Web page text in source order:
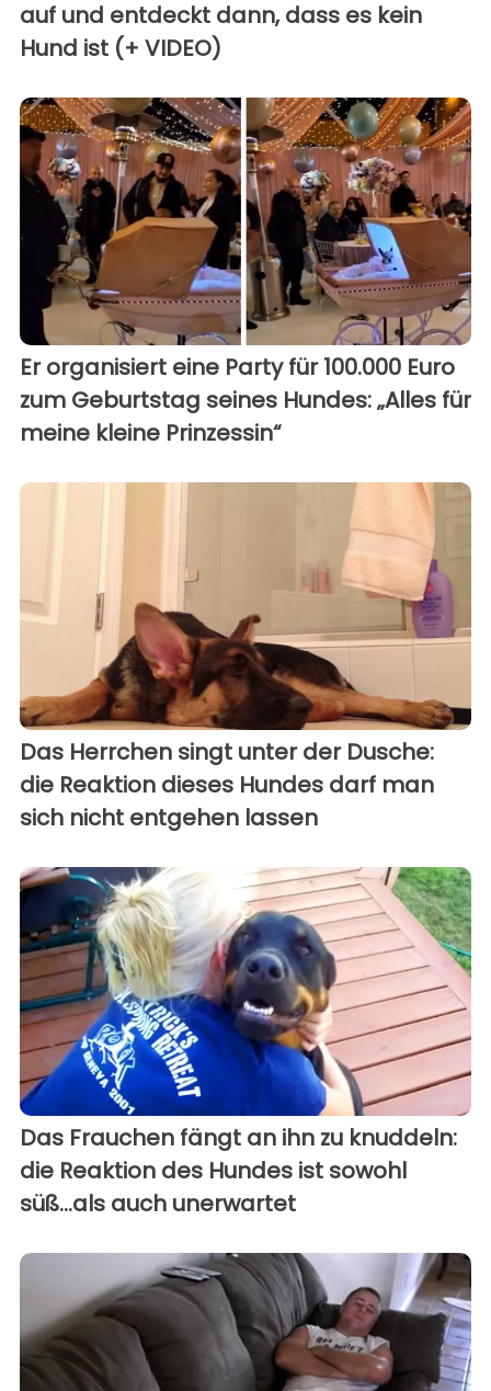
auf und entdeckt dann, dass es kein
Hund ist (+ VIDEO)
Er organisiert eine Party für 100.000 Euro
zum Geburtstag seines Hundes: „Alles für
meine kleine Prinzessin“
Das Herrchen singt unter der Dusche:
die Reaktion dieses Hundes darf man
sich nicht entgehen lassen
Das Frauchen fängt an ihn zu knuddeln:
die Reaktion des Hundes ist sowohl
süß...als auch unerwartet